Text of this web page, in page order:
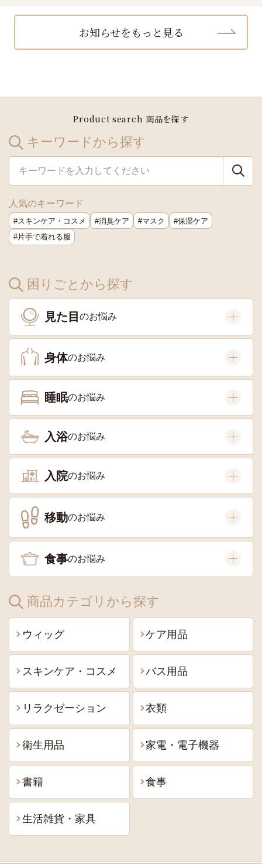
お知らせをもっと見る
Product search 商品を探す
キーワードから探す
人気のキーワード
スキンケア・コスメ 消臭ケア マスク
保湿ケア
片手で着れる服
困りごとから探す
見た目
身体
睡眠
入浴
入院
移動
食事
商品カテゴリから探す
ウィッグ ケア用品
スキンケア・コスメ バス用品
リラクゼーション 衣類
衛生用品 家電・電子機器
書籍 食事
生活雑貨・家具